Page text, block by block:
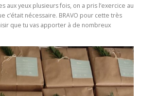
aux yeux plusieurs fois, on a pris l’exercice au
c’était nécessaire. BRAVO pour cette très
que tu vas apporter à de nombreux